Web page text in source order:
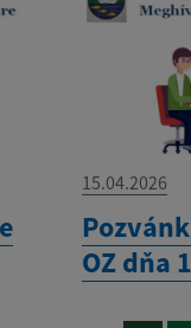
15.04.2026
OZ dňa